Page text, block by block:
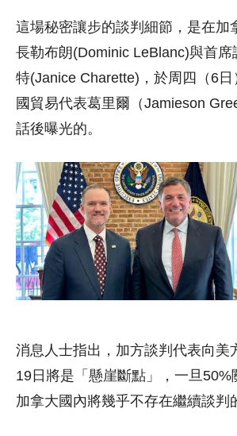
這場秘密讓步的談判細節，是在加
長勒布朗(Dominic LeBlanc)與首席
特(Janice Charette)，於周四（6
國貿易代表葛里爾（Jamieson
話後曝光的。
消息人士指出，加方談判代表向美
19日將是「懸崖斷點」，一旦50%
加拿大國內將幾乎不存在繼續談判